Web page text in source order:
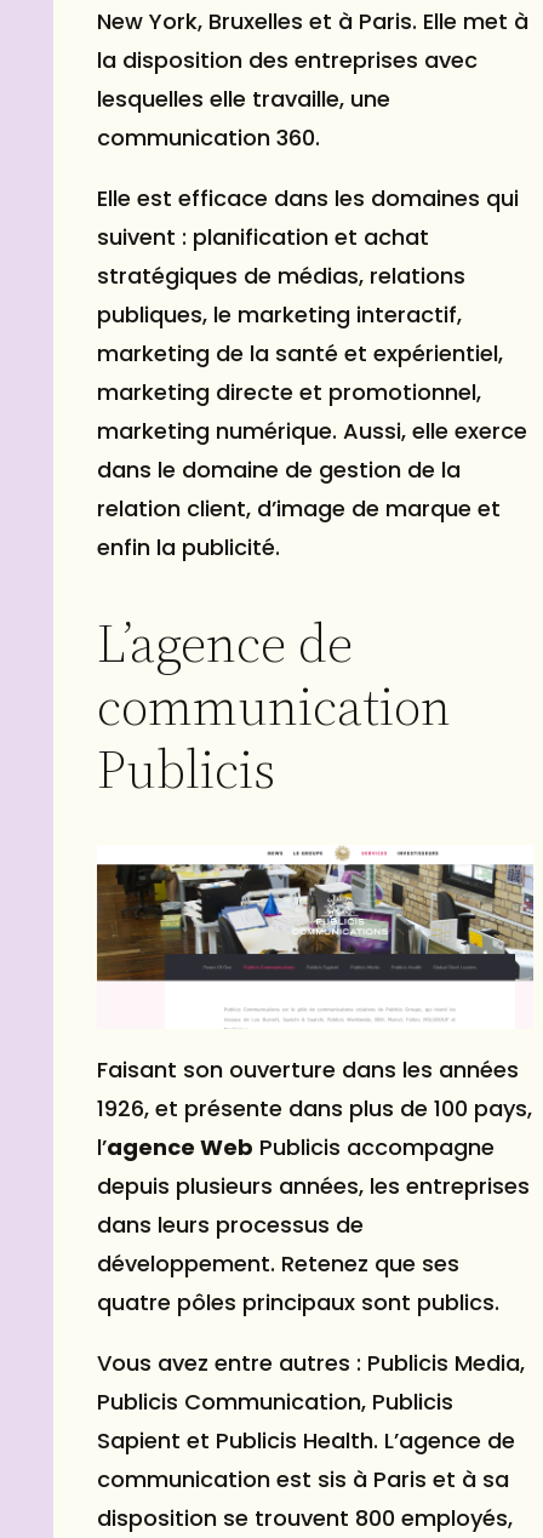
New York, Bruxelles et à Paris. Elle met à
la disposition des entreprises avec
lesquelles elle travaille, une
communication 360.
Elle est efficace dans les domaines qui
suivent : planification et achat
stratégiques de médias, relations
publiques, le marketing interactif,
marketing de la santé et expérientiel,
marketing directe et promotionnel,
marketing numérique. Aussi, elle exerce
dans le domaine de gestion de la
relation client, d’image de marque et
enfin la publicité.
L’agence de
communication
Publicis
Faisant son ouverture dans les années
1926, et présente dans plus de 100 pays,
l’agence Web Publicis accompagne
depuis plusieurs années, les entreprises
dans leurs processus de
développement. Retenez que ses
quatre pôles principaux sont publics.
Vous avez entre autres : Publicis Media,
Publicis Communication, Publicis
Sapient et Publicis Health. L’agence de
communication est sis à Paris et à sa
disposition se trouvent 800 employés,